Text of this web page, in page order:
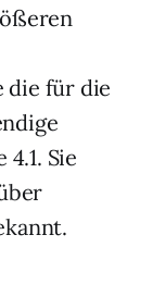
die für die
Sie